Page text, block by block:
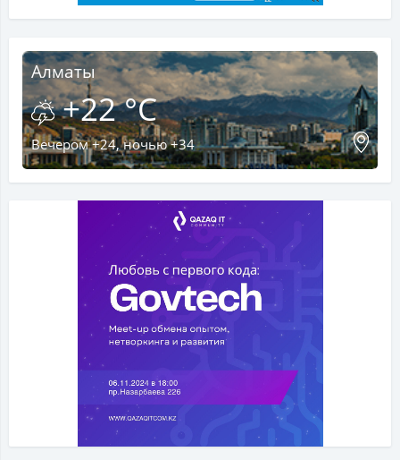
Алматы
+22 °C
Вечером +24, ночью +34